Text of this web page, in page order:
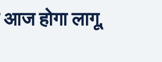
होगा लागू,